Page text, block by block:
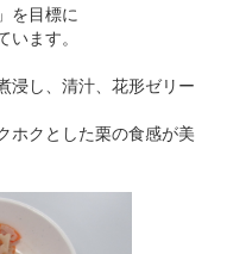
を目標に
います。
浸し、清汁、花形ゼリー
ホクとした栗の食感が美